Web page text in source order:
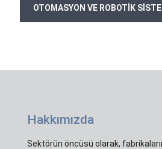
OTOMASYON VE ROBOTİK
Hakkımızda
Sektörün öncüsü olarak,